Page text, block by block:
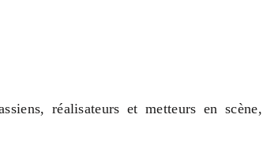
réalisateurs et metteurs en scène,